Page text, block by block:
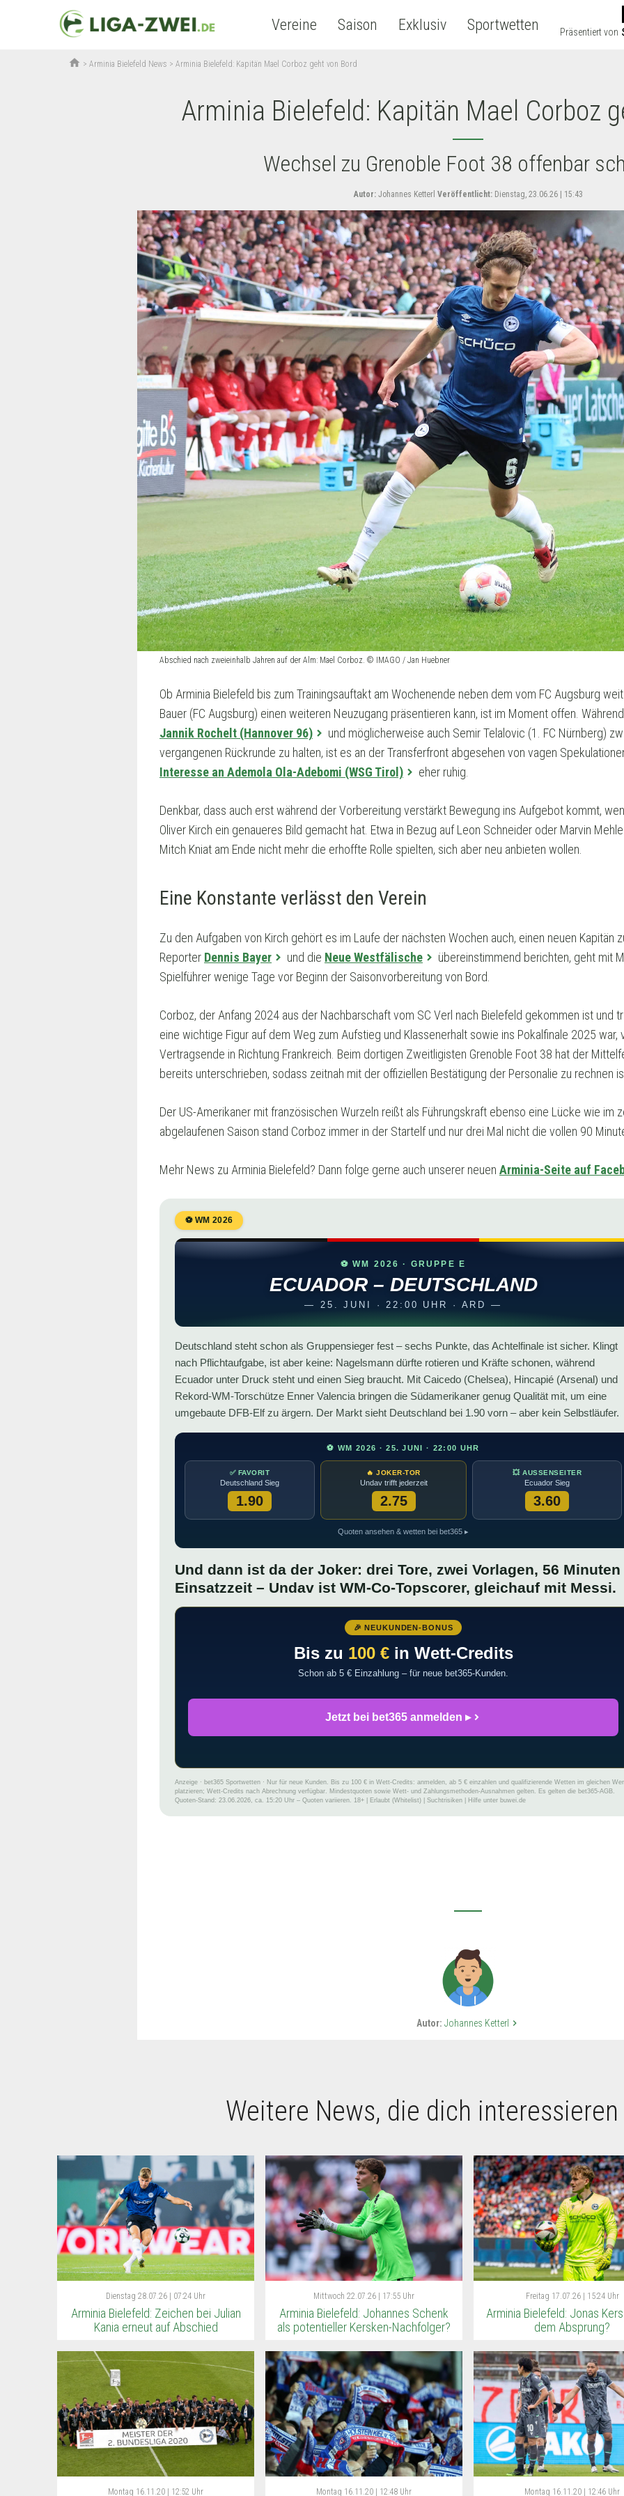
Vereine Saison Exklusiv Sportwetten Präsentiert von
home > Arminia Bielefeld News > Arminia Bielefeld: Kapitän Mael Corboz geht von Bord
Arminia Bielefeld: Kapitän Mael Corboz
Wechsel zu Grenoble Foot 38 offenbar
Autor:Johannes Ketterl Veröffentlicht:Dienstag, 23.06.26 | 15:43
Abschied nach zweieinhalb Jahren auf der Alm: Mael Corboz. © IMAGO / Jan Huebner
Ob Arminia Bielefeld bis zum Trainingsauftakt am Wochenende neben dem vom FC Augsburg
Bauer (FC Augsburg) einen weiteren Neuzugang präsentieren kann, ist im Moment offen.
Jannik Rochelt (Hannover 96)
und möglicherweise auch Semir Telalovic (1. FC Nürnberg)
vergangenen Rückrunde zu halten, ist es an der Transferfront abgesehen von vagen
Interesse an Ademola Ola-Adebomi (WSG Tirol)
eher ruhig.
Denkbar, dass auch erst während der Vorbereitung verstärkt Bewegung ins Aufgebot kommt,
Oliver Kirch ein genaueres Bild gemacht hat. Etwa in Bezug auf Leon Schneider oder Marvin
Mitch Kniat am Ende nicht mehr die erhoffte Rolle spielten, sich aber neu anbieten wollen.
Eine Konstante verlässt den Verein
Zu den Aufgaben von Kirch gehört es im Laufe der nächsten Wochen auch, einen neuen Kapitän
Reporter Dennis Bayer und die Neue Westfälische
übereinstimmend berichten, geht mit
Spielführer wenige Tage vor Beginn der Saisonvorbereitung von Bord.
Corboz, der Anfang 2024 aus der Nachbarschaft vom SC Verl nach Bielefeld gekommen ist und
eine wichtige Figur auf dem Weg zum Aufstieg und Klassenerhalt sowie ins Pokalfinale 2025
Vertragsende in Richtung Frankreich. Beim dortigen Zweitligisten Grenoble Foot 38 hat der
bereits unterschrieben, sodass zeitnah mit der offiziellen Bestätigung der Personalie zu rechnen
Der US-Amerikaner mit französischen Wurzeln reißt als Führungskraft ebenso eine Lücke wie im
abgelaufenen Saison stand Corboz immer in der Startelf und nur drei Mal nicht die vollen 90
Mehr News zu Arminia Bielefeld? Dann folge gerne auch unserer neuen Arminia-Seite auf
⚽ WM 2026
⚽ WM 2026 · GRUPPE E
ECUADOR – DEUTSCHLAND
— 25. JUNI · 22:00 UHR · ARD —
Deutschland steht schon als Gruppensieger fest – sechs Punkte, das Achtelfinale ist sicher. Klingt
nach Pflichtaufgabe, ist aber keine: Nagelsmann dürfte rotieren und Kräfte schonen, während
Ecuador unter Druck steht und einen Sieg braucht. Mit Caicedo (Chelsea), Hincapié (Arsenal) und
Rekord-WM-Torschütze Enner Valencia bringen die Südamerikaner genug Qualität mit, um eine
umgebaute DFB-Elf zu ärgern. Der Markt sieht Deutschland bei 1.90 vorn – aber kein Selbstläufer.
⚽ WM 2026 · 25. JUNI · 22:00 UHR
✅ FAVORIT
Deutschland Sieg
1.90
🔥 JOKER-TOR
Undav trifft jederzeit
2.75
💥 AUSSENSEITER
Ecuador Sieg
3.60
Quoten ansehen & wetten bei bet365 ▸
Und dann ist da der Joker: drei Tore, zwei Vorlagen, 56 Minuten
Einsatzzeit – Undav ist WM-Co-Topscorer, gleichauf mit Messi.
🎉 NEUKUNDEN-BONUS
Bis zu 100 €in Wett-Credits
Schon ab 5 € Einzahlung – für neue bet365-Kunden.
Jetzt bei bet365 anmelden ▸
Anzeige · bet365 Sportwetten · Nur für neue Kunden. Bis zu 100 € in Wett-Credits: anmelden, ab 5 € einzahlen und qualifizierende Wetten im gleichen
platzieren; Wett-Credits nach Abrechnung verfügbar. Mindestquoten sowie Wett- und Zahlungsmethoden-Ausnahmen gelten. Es gelten die bet365-AGB.
Quoten-Stand: 23.06.2026, ca. 15:20 Uhr – Quoten variieren. 18+ | Erlaubt (Whitelist) | Suchtrisiken | Hilfe unter buwei.de
Autor: Johannes Ketterl keyboard_arrow_right
Weitere News, die dich
Dienstag 28.07.26 | 07:24 Uhr
Arminia Bielefeld: Zeichen bei Julian
Kania erneut auf Abschied
Mittwoch 22.07.26 | 17:55 Uhr
Arminia Bielefeld: Johannes Schenk
als potentieller Kersken-Nachfolger?
Freitag 17.07.26 | 15:24 Uhr
Arminia Bielefeld: Jonas
dem Absprung?
Montag 16.11.20 | 12:52 Uhr Montag 16.11.20 | 12:48 Uhr Montag 16.11.20 | 12:46 Uhr